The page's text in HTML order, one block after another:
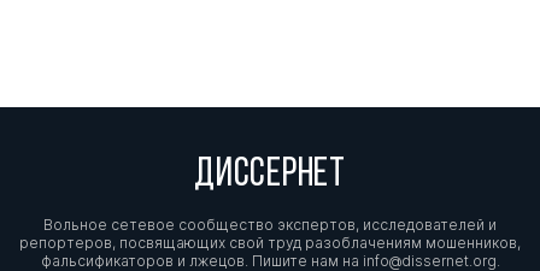
ДИССЕРНЕТ
Вольное сетевое сообщество экспертов, исследователей и
репортеров, посвящающих свой труд разоблачениям мошенников,
фальсификаторов и лжецов. Пишите нам на info@dissernet.org.